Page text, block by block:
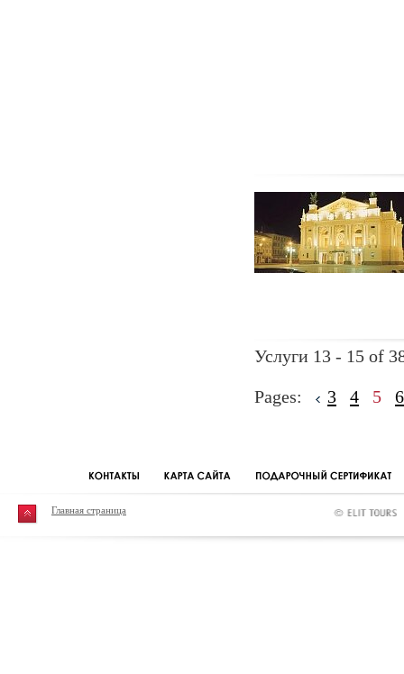
Услуги 13 - 15 of
Pages: 3 4 5 6
Главная страница